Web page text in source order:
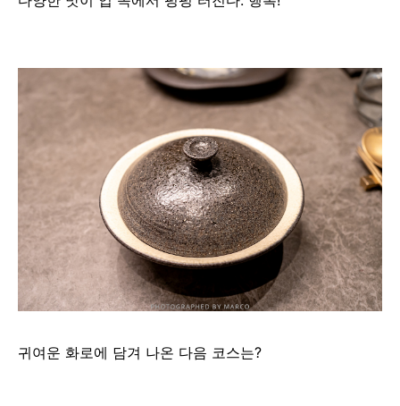
귀여운 화로에 담겨 나온 다음 코스는?